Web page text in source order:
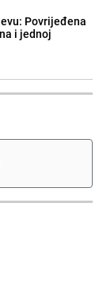
Povrijeđena
i jednoj